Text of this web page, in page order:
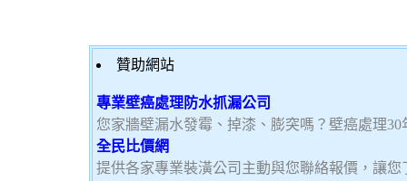
贊助網站
專業壁癌處理防水抓漏公司
您家牆壁漏水發霉、掉漆、膨突嗎？壁癌處理
全民比價網
提供各家專業裝潢公司主動與您聯絡報價，讓